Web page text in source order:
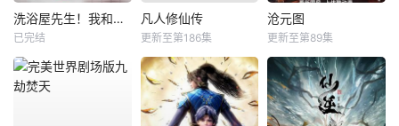
洗浴屋先生！我和那家伙在女浴池！？
已完结
凡人修仙传
更新至第186集
沧元图
更新至第89集